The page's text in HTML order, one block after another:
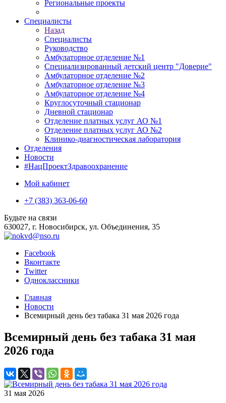
Региональные проекты
Специалисты
Назад
Специалисты
Руководство
Амбулаторное отделение №1
Специализированный детский центр "Доверие"
Амбулаторное отделение №2
Амбулаторное отделение №3
Амбулаторное отделение №4
Круглосуточный стационар
Дневной стационар
Отделение платных услуг АО №1
Отделение платных услуг АО №2
Клинико-диагностическая лаборатория
Отделения
Новости
#НацПроектЗдравоохранение
Мой кабинет
+7 (383) 363-06-60
Будьте на связи
630027, г. Новосибирск, ул. Объединения, 35
Facebook
Вконтакте
Twitter
Одноклассники
Главная
Новости
Всемирный день без табака 31 мая 2026 года
Всемирный день без табака 31 мая
2026 года
31 мая 2026